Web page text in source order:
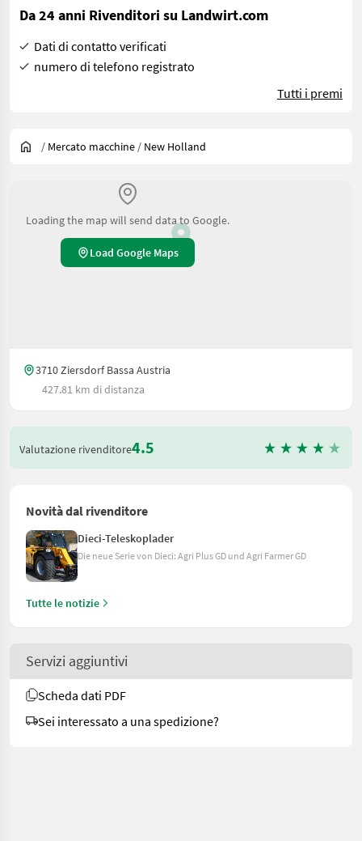
Da 24 anni Rivenditori su Landwirt.com
Dati di contatto verificati
numero di telefono registrato
Tutti i premi
/ Mercato macchine / New Holland
Loading the map will send data to Google.
Load Google Maps
3710 Ziersdorf Bassa Austria
427.81 km di distanza
Valutazione rivenditore4.5
Novità dal rivenditore
Dieci-Teleskoplader
Die neue Serie von Dieci: Agri Plus GD und Agri Farmer GD
Tutte le notizie
Servizi aggiuntivi
Scheda dati PDF
Sei interessato a una spedizione?